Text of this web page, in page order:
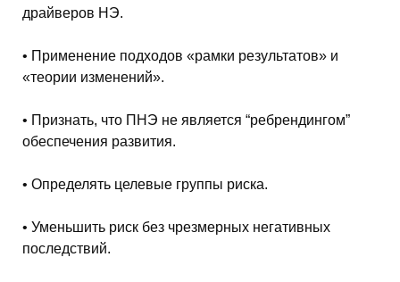
драйверов НЭ.
• Применение подходов «рамки результатов» и
«теории изменений».
• Признать, что ПНЭ не является “ребрендингом”
обеспечения развития.
• Определять целевые группы риска.
• Уменьшить риск без чрезмерных негативных
последствий.